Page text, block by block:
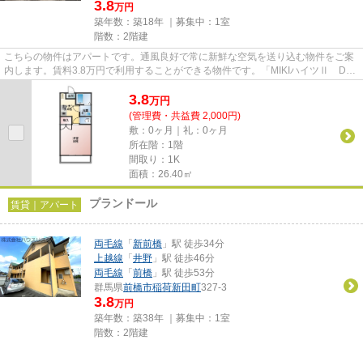
3.8万円
築年数：築18年 ｜募集中： 1室
階数：2階建
こちらの物件はアパートです。通風良好で常に新鮮な空気を送り込む物件をご案
内します。賃料3.8万円で利用することができる物件です。「MIKIハイツⅡ D」
のここがイチオシ。できるだけ...
3.8万円
(管理費・共益費 2,000円)
敷：0ヶ月｜礼：0ヶ月
所在階：1階
間取り：1K
面積：26.40㎡
賃貸｜アパート プランドール
両毛線 「 新前橋 」駅 徒歩34分
上越線 「 井野 」駅 徒歩46分
両毛線 「 前橋 」駅 徒歩53分
群馬県前橋市稲荷新田町327-3
3.8万円
築年数：築38年 ｜募集中： 1室
階数：2階建